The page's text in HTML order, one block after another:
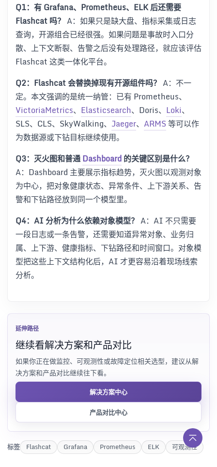
Q1：有 Grafana、Prometheus、ELK 后还需要
Flashcat 吗？ A：如果只是缺大盘、指标采集或日志
查询，开源组合已经很强。如果问题是事故时入口分
散、上下文断裂、告警之后没有处理路径，就应该评估
Flashcat 这类一体化平台。
Q2：Flashcat 会替换掉现有开源组件吗？ A：不一
定。本文强调的是统一纳管：已有 Prometheus、
VictoriaMetrics、 Elasticsearch、Doris、 Loki、
SLS、CLS、SkyWalking、 Jaeger、 ARMS等可以作
为数据源或下钻目标继续使用。
Q3：灭火图和普通Dashboard的关键区别是什么？
A：Dashboard 主要展示指标趋势，灭火图以观测对象
为中心，把对象健康状态、异常条件、上下游关系、告
警和下钻路径放到同一个模型里。
Q4：AI 分析为什么依赖对象模型？ A：AI 不只需要
一段日志或一条告警，还需要知道异常对象、业务归
属、上下游、健康指标、下钻路径和时间窗口。对象模
型把这些上下文结构化后，AI 才更容易沿着现场线索
分析。
延伸路径
继续看解决方案和产品对比
如果你正在做监控、可观测性或故障定位相关选型，建议从解
决方案和产品对比继续往下看。
解决方案中心
产品对比中心
标签 Flashcat Grafana Prometheus ELK 可观测性